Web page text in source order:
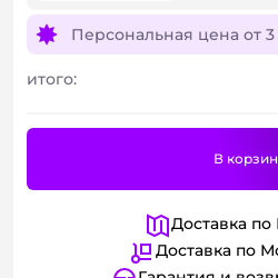
Персональная цена от
итого:
В
Доставка
Доставка по